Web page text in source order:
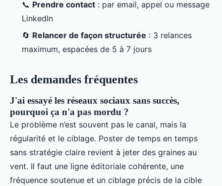
📞 Prendre contact : par email, appel ou message
LinkedIn
🔄 Relancer de façon structurée : 3 relances
maximum, espacées de 5 à 7 jours
Les demandes fréquentes
J'ai essayé les réseaux sociaux sans succès,
pourquoi ça n'a pas mordu ?
Le problème n’est souvent pas le canal, mais la
régularité et le ciblage. Poster de temps en temps
sans stratégie claire revient à jeter des graines au
vent. Il faut une ligne éditoriale cohérente, une
fréquence soutenue et un ciblage précis de la cible